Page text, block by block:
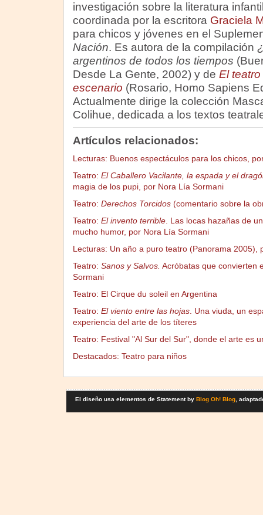
investigación sobre la literatura
coordinada por la escritora Graciela
para chicos y jóvenes en el
Nación. Es autora de la compilación
argentinos de todos los tiempos
Desde La Gente, 2002) y de El
escenario (Rosario, Homo Sapiens
Actualmente dirige la colección
Colihue, dedicada a los textos
Artículos relacionados:
Lecturas: Buenos espectáculos para los chicos,
Teatro: El Caballero Vacilante, la espada y el
magia de los pupi, por Nora Lía Sormani
Teatro: Derechos Torcidos(comentario sobre la
Teatro: El invento terrible. Las locas hazañas de
mucho humor, por Nora Lía Sormani
Lecturas: Un año a puro teatro (Panorama 2005),
Teatro: Sanos y Salvos. Acróbatas que convierten
Sormani
Teatro: El Cirque du soleil en Argentina
Teatro: El viento entre las hojas. Una viuda, un
experiencia del arte de los títeres
Teatro: Festival "Al Sur del Sur", donde el arte es
Destacados: Teatro para niños
El diseño usa elementos de Statement by Blog Oh! Blog,